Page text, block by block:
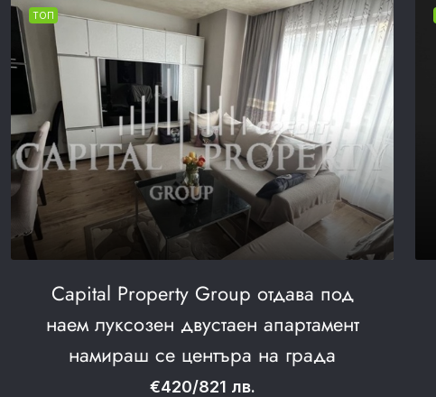
ТОП
Capital Property Group отдава под
наем луксозен двустаен апартамент
намираш се центъра на града
€420/821 лв.